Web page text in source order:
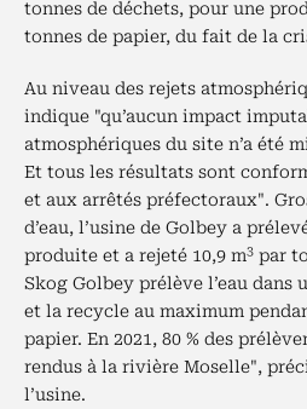
tonnes de déchets, pour une
tonnes de papier, du fait de la
Au niveau des rejets
indique "qu’aucun impact
atmosphériques du site n’a été
Et tous les résultats sont
et aux arrêtés préfectoraux".
d’eau, l’usine de Golbey a
produite et a rejeté 10,9 m3 par
Skog Golbey prélève l’eau dans
et la recycle au maximum
papier. En 2021, 80 % des
rendus à la rivière Moselle",
l’usine.